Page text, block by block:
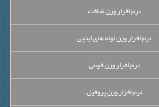
نرم افزار وزن شافت
نرم افزار وزن لوله های اینچی
نرم افزار وزن قوطی
نرم افزار وزن پروفیل